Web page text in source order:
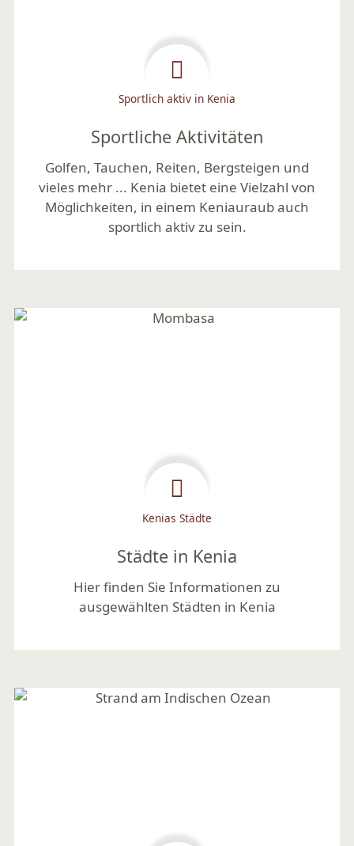
Sportlich aktiv in Kenia
Sportliche Aktivitäten
Golfen, Tauchen, Reiten, Bergsteigen und
vieles mehr ... Kenia bietet eine Vielzahl von
Möglichkeiten, in einem Keniauraub auch
sportlich aktiv zu sein.
Kenias Städte
Städte in Kenia
Hier finden Sie Informationen zu
ausgewählten Städten in Kenia